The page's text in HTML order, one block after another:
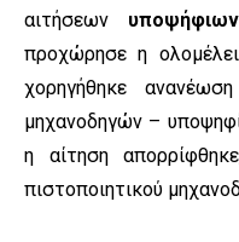
αιτήσεων
προχώρησε η
χορηγήθηκε
μηχανοδηγών –
η αίτηση
πιστοποιητικού